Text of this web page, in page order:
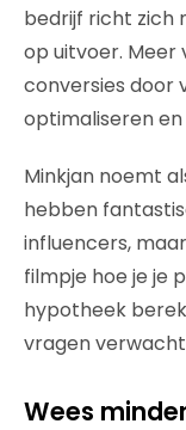
bedrijf richt zich
op uitvoer. Meer
conversies door
optimaliseren
Minkjan noemt
hebben
influencers,
filmpje hoe je je
hypotheek
vragen
Wees